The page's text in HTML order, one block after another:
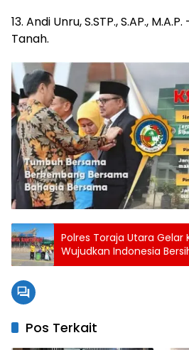
13. Andi Unru, S.STP., S.AP.,
Tanah.
Polres Toraja Utara Gelar
Wujudkan Indonesia
Pos Terkait